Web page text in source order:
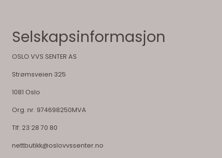
Selskapsinformasjon
OSLO VVS SENTER AS
Strømsveien 325
1081 Oslo
Org. nr. 974698250MVA
Tlf: 23 28 70 80
nettbutikk@oslovvssenter.no